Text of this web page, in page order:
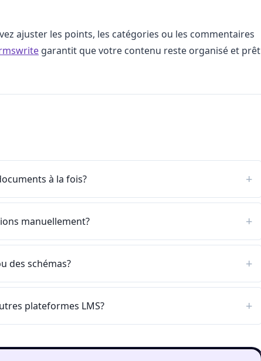
ajuster les points, les catégories ou les commentaires
garantit que votre contenu reste organisé et prêt
à la fois?
manuellement?
des schémas?
plateformes LMS?